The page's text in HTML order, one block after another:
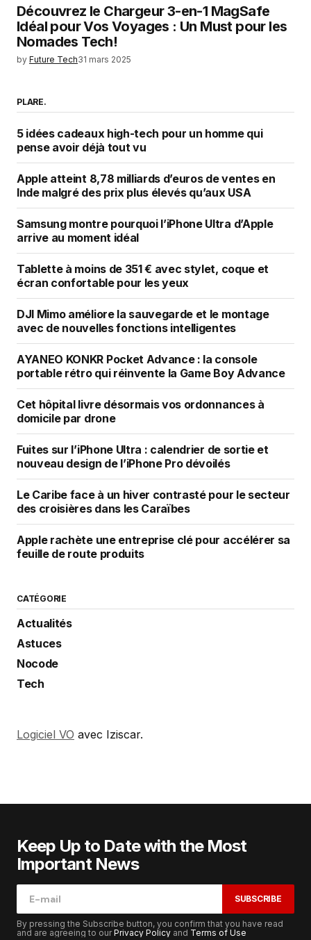
Découvrez le Chargeur 3-en-1 MagSafe
Idéal pour Vos Voyages : Un Must pour les
Nomades Tech!
by Future Tech31 mars 2025
PLARE.
5 idées cadeaux high-tech pour un homme qui
pense avoir déjà tout vu
Apple atteint 8,78 milliards d’euros de ventes en
Inde malgré des prix plus élevés qu’aux USA
Samsung montre pourquoi l’iPhone Ultra d’Apple
arrive au moment idéal
Tablette à moins de 351 € avec stylet, coque et
écran confortable pour les yeux
DJI Mimo améliore la sauvegarde et le montage
avec de nouvelles fonctions intelligentes
AYANEO KONKR Pocket Advance : la console
portable rétro qui réinvente la Game Boy Advance
Cet hôpital livre désormais vos ordonnances à
domicile par drone
Fuites sur l’iPhone Ultra : calendrier de sortie et
nouveau design de l’iPhone Pro dévoilés
Le Caribe face à un hiver contrasté pour le secteur
des croisières dans les Caraïbes
Apple rachète une entreprise clé pour accélérer sa
feuille de route produits
CATÉGORIE
Actualités
Astuces
Nocode
Tech
Logiciel VO avec Iziscar.
Keep Up to Date with the Most
Important News
SUBSCRIBE
By pressing the Subscribe button, you confirm that you have read
and are agreeing to ourPrivacy Policy and Terms of Use